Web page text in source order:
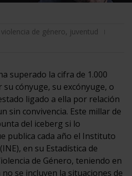
violencia de género, juventud
superado la cifra de 1.000
cónyuge, su excónyuge, o
ligado a ella por relación
sin convivencia. Este millar de
del iceberg si lo
publica cada año el Instituto
en su Estadística de
de Género, teniendo en
se incluyen la situaciones de